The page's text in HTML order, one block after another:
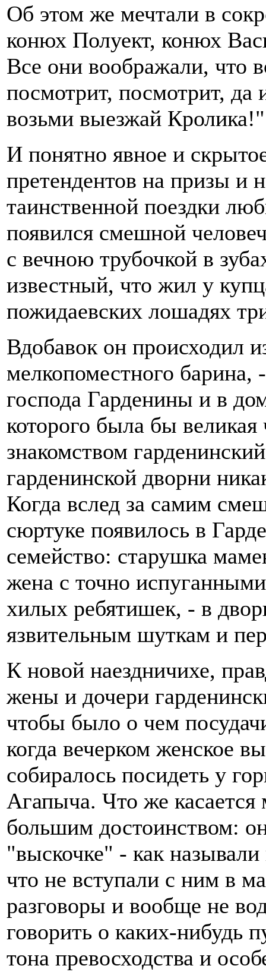
Об этом же мечтали в
конюх Полуект, конюх
Все они воображали, что
посмотрит, посмотрит,
возьми выезжай Кролика!"
И понятно явное и
претендентов на призы и
таинственной поездки
появился смешной
с вечною трубочкой в
известный, что жил у
пожидаевских лошадях
Вдобавок он происходил
мелкопоместного барина,
господа Гарденины и в
которого была бы
знакомством
гарденинской дворни
Когда вслед за самим
сюртуке появилось в
семейство: старушка
жена с точно
хилых ребятишек, - в
язвительным шуткам и
К новой наездничихе,
жены и дочери
чтобы было о чем
когда вечерком женское
собиралось посидеть у
Агапыча. Что же
большим достоинством:
"выскочке" - как называли
что не вступали с ним в
разговоры и вообще не
говорить о каких-нибудь
тона превосходства и